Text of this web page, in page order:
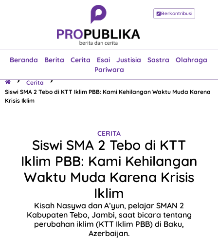
Berkontribusi
Beranda Berita Cerita Esai Justisia Sastra
Olahraga
Pariwara
Beranda
Esai
Justisia
Sastra
Olahraga
Pariwara
Cerita
Siswi SMA 2 Tebo di KTT Iklim PBB: Kami Kehilangan Waktu Muda Karena
Krisis Iklim
CERITA
Siswi SMA 2 Tebo di KTT
Iklim PBB: Kami Kehilangan
Waktu Muda Karena Krisis
Iklim
Kisah Nasywa dan A’yun, pelajar SMAN 2
Kabupaten Tebo, Jambi, saat bicara tentang
perubahan iklim (KTT Iklim PBB) di Baku,
Azerbaijan.